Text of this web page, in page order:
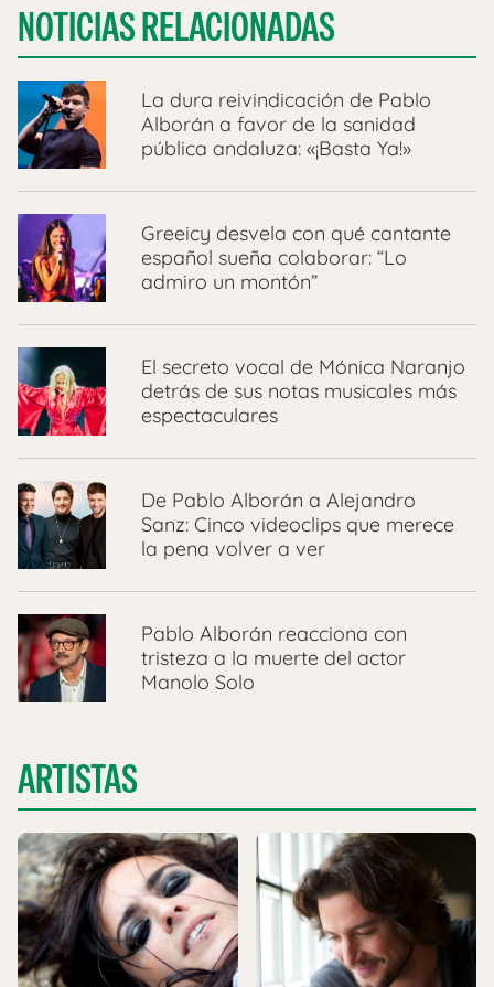
NOTICIAS RELACIONADAS
La dura reivindicación de Pablo
Alborán a favor de la sanidad
pública andaluza: «¡Basta Ya!»
Greeicy desvela con qué cantante
español sueña colaborar: “Lo
admiro un montón”
El secreto vocal de Mónica Naranjo
detrás de sus notas musicales más
espectaculares
De Pablo Alborán a Alejandro
Sanz: Cinco videoclips que merece
la pena volver a ver
Pablo Alborán reacciona con
tristeza a la muerte del actor
Manolo Solo
ARTISTAS